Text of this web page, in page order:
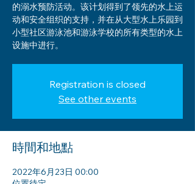
的溺水预防活动。该计划得到了领先的水上运
动和安全组织的支持，并在从大型水上乐园到
小型社区游泳池和游泳学校的所有类型的水上
设施中进行。
Registration is closed
See other events
時間和地點
2022年6月23日 00:00